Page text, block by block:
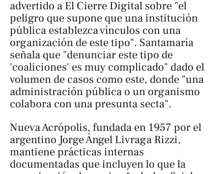
advertido a El Cierre Digital sobre "el
peligro que supone que una institución
pública establezca vínculos con una
organización de este tipo". Santamaría
señala que "denunciar este tipo de
'coaliciones' es muy complicado" dado el
volumen de casos como este, donde "una
administración pública o un organismo
colabora con una presunta secta".
Nueva Acrópolis, fundada en 1957 por el
argentino Jorge Ángel Livraga Rizzi,
mantiene prácticas internas
documentadas que incluyen lo que la